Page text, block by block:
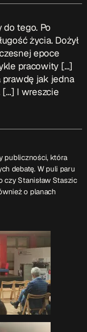
tego. Po
życia. Dożył
epoce
pracowity […]
prawdę jak jedna
[…] I wreszcie
publiczności, która
debatę. W puli paru
czy Stanisław Staszic
o planach